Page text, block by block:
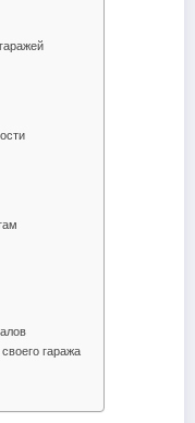
гаража